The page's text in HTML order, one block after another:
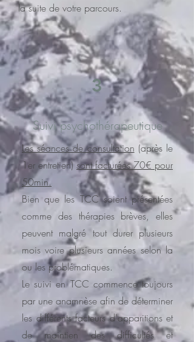
la suite de votre parcours.
3
Suivi psychothérapeutique
Les séances de consultation (après le
1er entretien)sont facturées 70€ pour
50min.
Bien que les TCC soient présentées
comme des thérapies brèves, elles
peuvent malgré tout durer plusieurs
mois voire plusieurs années selon la
ou les problématiques.
Le suivi en TCC commence toujours
par une anamnèse afin de déterminer
les différents facteurs d'apparitions et
de maintien des difficultés et